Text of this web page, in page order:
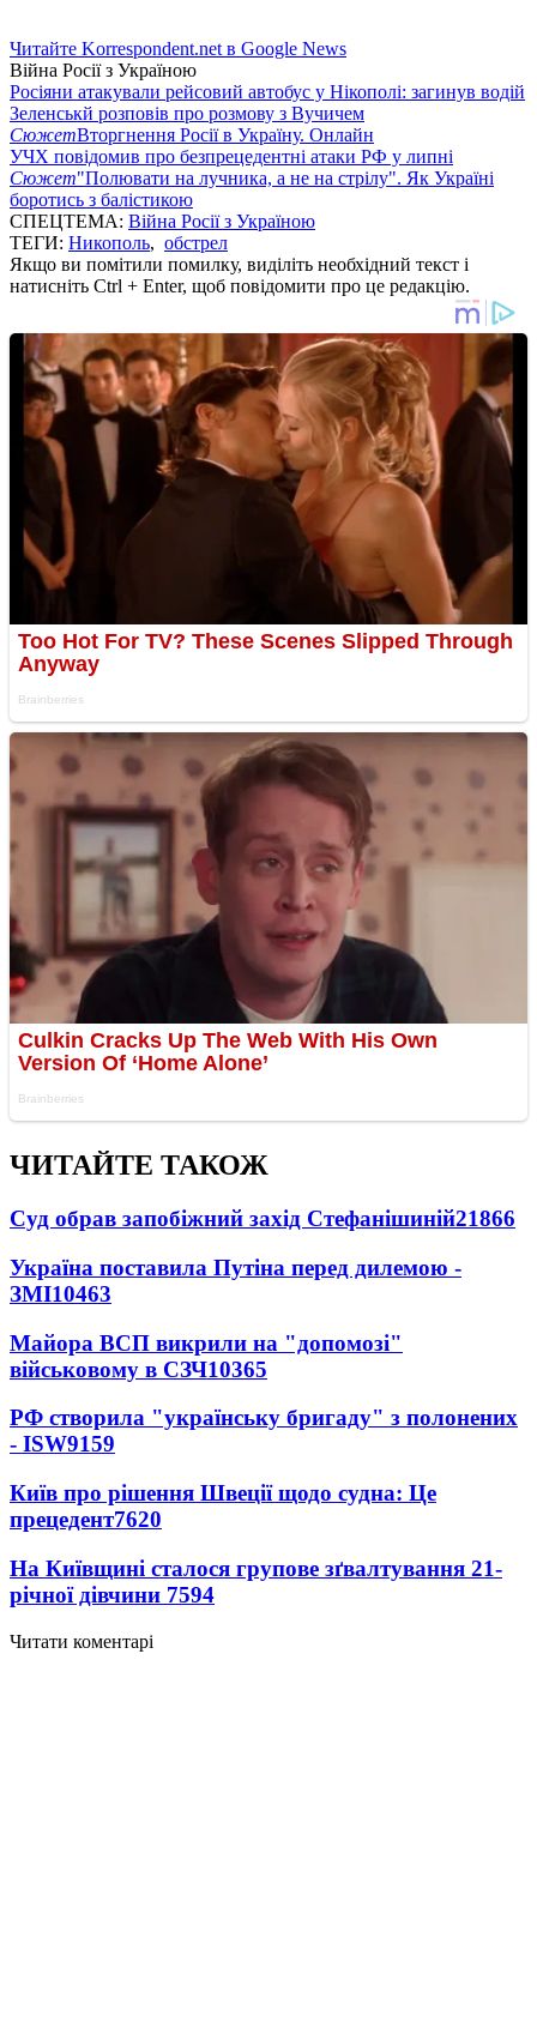
Читайте Korrespondent.net в Google News
Війна Росії з Україною
Росіяни атакували рейсовий автобус у Нікополі: загинув водій
Зеленськй розповів про розмову з Вучичем
СюжетВторгнення Росії в Україну. Онлайн
УЧХ повідомив про безпрецедентні атаки РФ у липні
Сюжет"Полювати на лучника, а не на стрілу". Як Україні
боротись з балістикою
СПЕЦТЕМА: Війна Росії з Україною
ТЕГИ: Никополь, обстрел
Якщо ви помітили помилку, виділіть необхідний текст і
натисніть Ctrl + Enter, щоб повідомити про це редакцію.
ЧИТАЙТЕ ТАКОЖ
Суд обрав запобіжний захід Стефанішиній21866
Україна поставила Путіна перед дилемою -
ЗМІ10463
Майора ВСП викрили на "допомозі"
військовому в СЗЧ10365
РФ створила "українську бригаду" з полонених
- ISW9159
Київ про рішення Швеції щодо судна: Це
прецедент7620
На Київщині сталося групове зґвалтування 21-
річної дівчини 7594
Читати коментарі